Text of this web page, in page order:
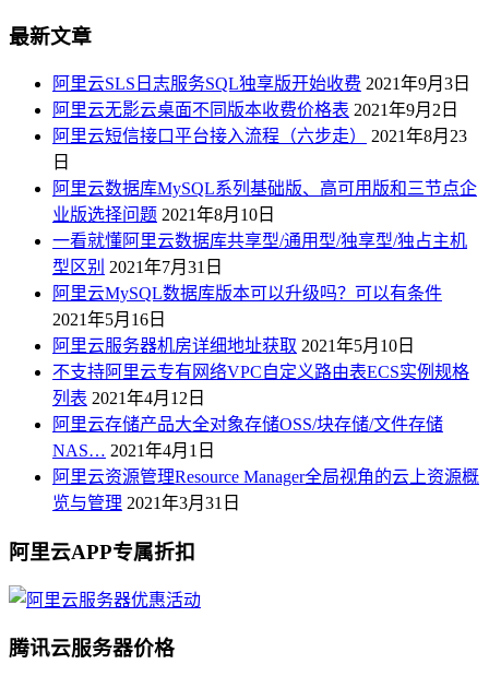
最新文章
阿里云SLS日志服务SQL独享版开始收费 2021年9月3日
阿里云无影云桌面不同版本收费价格表 2021年9月2日
阿里云短信接口平台接入流程（六步走）
2021年8月23
日
阿里云数据库MySQL系列基础版、高可用版和三节点企
业版选择问题 2021年8月10日
一看就懂阿里云数据库共享型/通用型/独享型/独占主机
型区别 2021年7月31日
阿里云MySQL数据库版本可以升级吗？可以有条件
2021年5月16日
阿里云服务器机房详细地址获取 2021年5月10日
不支持阿里云专有网络VPC自定义路由表ECS实例规格
列表 2021年4月12日
阿里云存储产品大全对象存储OSS/块存储/文件存储
NAS… 2021年4月1日
阿里云资源管理Resource Manager全局视角的云上资源概
览与管理 2021年3月31日
阿里云APP专属折扣
腾讯云服务器价格